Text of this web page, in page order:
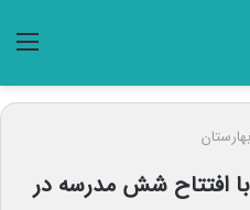
افتتاح شش مدرسه در